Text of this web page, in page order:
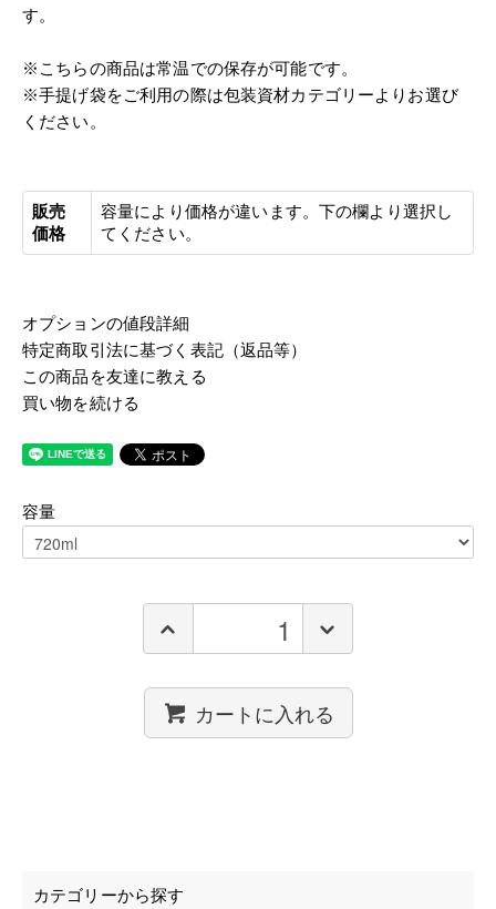
す。
※こちらの商品は常温での保存が可能です。
※手提げ袋をご利用の際は包装資材カテゴリーよりお選び
ください。
販売
価格
容量により価格が違います。下の欄より選択し
てください。
オプションの値段詳細
特定商取引法に基づく表記（返品等）
この商品を友達に教える
買い物を続ける
容量
カートに入れる
カテゴリーから探す